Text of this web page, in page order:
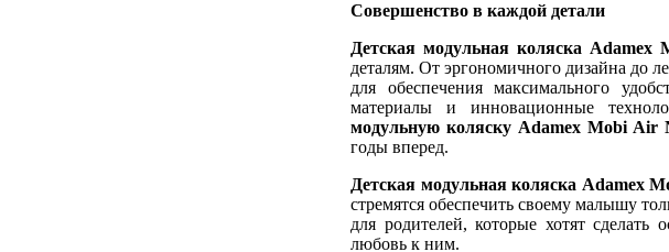
Совершенство в каждой детали
Детская модульная коляска Adamex
деталям. От эргономичного дизайна до
для обеспечения максимального
материалы и инновационные
модульную коляску Adamex Mobi Air
годы вперед.
Детская модульная коляска Adamex
стремятся обеспечить своему малышу
для родителей, которые хотят
любовь к ним.